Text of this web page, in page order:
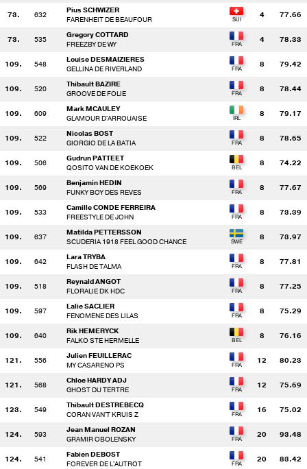
73. 632
Pius SCHWIZER
FARENHEIT DE BEAUFOUR
4 77.66
73. 535
Gregory COTTARD
FREEZBY DE WY
4 78.33
109. 548
Louise DESMAIZIERES
GELLINA DE RIVERLAND
8 79.42
109. 520
Thibault BAZIRE
GROOVE DE FOLIE
8 78.44
109. 609
Mark MCAULEY
GLAMOUR D'ARROUAISE
8 79.17
109. 522
Nicolas BOST
GIORGIO DE LA BATIA
8 78.65
109. 506
Gudrun PATTEET
QOSITO VAN DE KOEKOEK
8 74.22
109. 569
Benjamin HEDIN
FUNKY BOY DES REVES
8 77.67
109. 533
Camille CONDE FERREIRA
FREESTYLE DE JOHN
8 73.39
109. 637
Matilda PETTERSSON
SCUDERIA 1918 FEEL GOOD CHANCE
8 73.97
109. 642
Lara TRYBA
FLASH DE TALMA
8 77.81
109. 518
Reynald ANGOT
FLORALIE DK HDC
8 77.25
109. 597
Lalie SACLIER
FENOMENE DES LILAS
8 75.29
109. 640
Rik HEMERYCK
FALKO STE HERMELLE
8 76.16
121. 556
Julien FEUILLERAC
MY CASARENO PS
12 80.23
121. 568
Chloe HARDY ADJ
GHOST DU TERTRE
12 75.69
123. 549
Thibault DESTREBECQ
CORAN VAN'T KRUIS Z
16 75.02
124. 593
Jean Manuel ROZAN
GRAMIR OBOLENSKY
20 93.48
124. 541
Fabien DEBOST
FOREVER DE L'AUTROT
20 83.42